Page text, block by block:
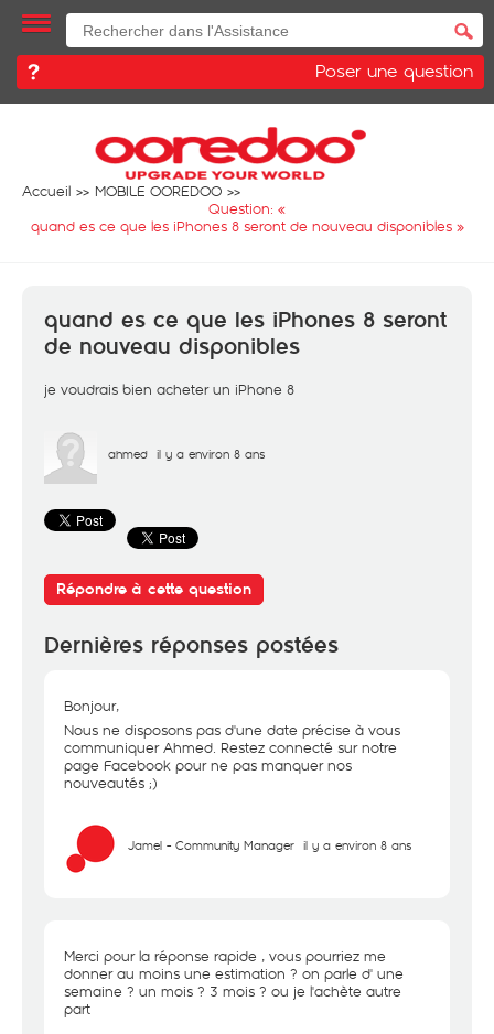
Poser une question
Accueil
MOBILE OOREDOO
Question: «
quand es ce que les iPhones 8 seront de nouveau disponibles»
quand es ce que les iPhones 8 seront
de nouveau disponibles
je voudrais bien acheter un iPhone 8
ahmed il y a environ 8 ans
Répondre à cette question
Dernières réponses postées
Bonjour,
Nous ne disposons pas d'une date précise à vous
communiquer Ahmed. Restez connecté sur notre
page Facebook pour ne pas manquer nos
nouveautés ;)
Jamel - Community Manager il y a environ 8 ans
Merci pour la réponse rapide , vous pourriez me
donner au moins une estimation ? on parle d' une
semaine ? un mois ? 3 mois ? ou je l'achète autre
part